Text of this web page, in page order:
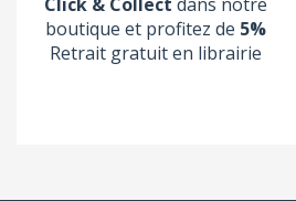
boutique et profitez de 5%
Retrait gratuit en librairie